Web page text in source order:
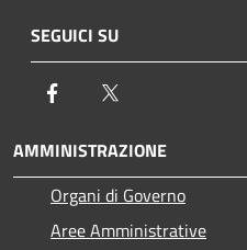
SEGUICI SU
Facebook
AMMINISTRAZIONE
Organi di Governo
Aree Amministrative